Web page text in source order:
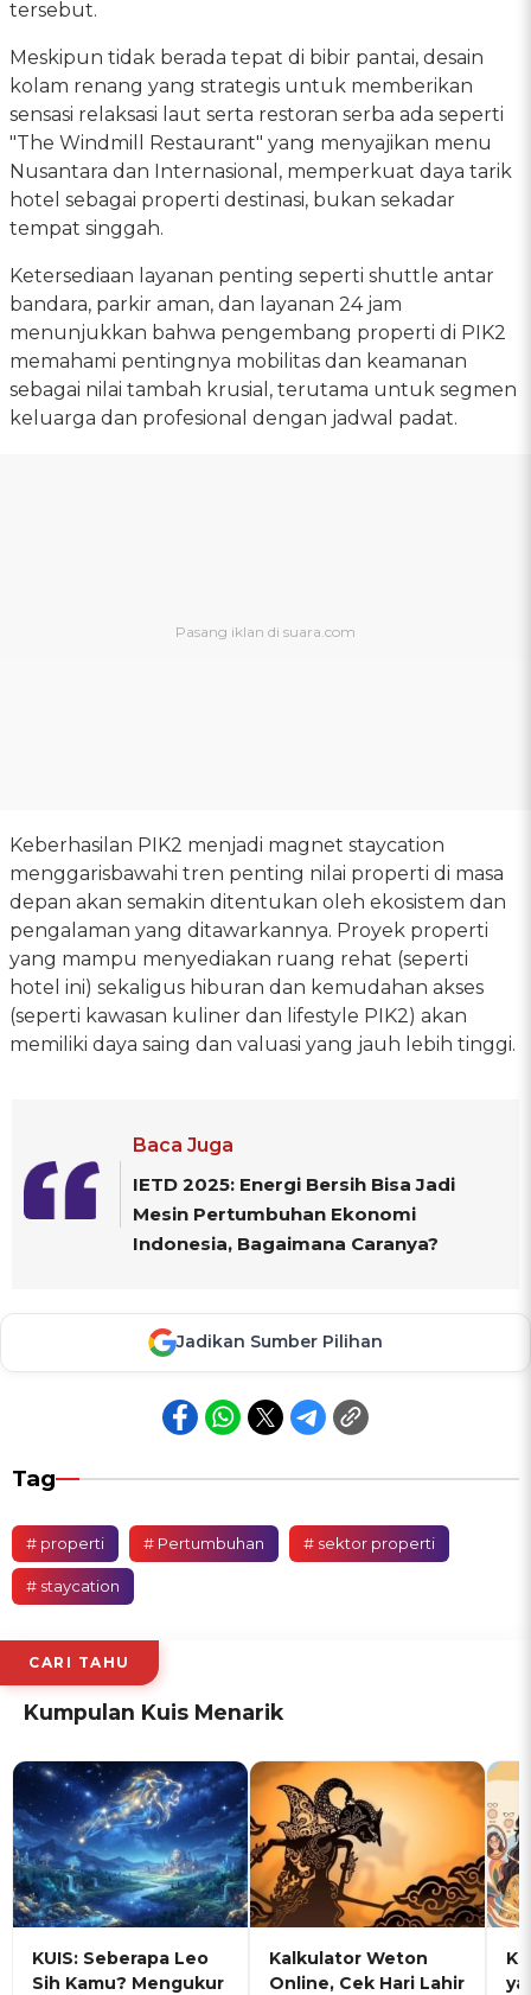
tersebut.
Meskipun tidak berada tepat di bibir pantai, desain
kolam renang yang strategis untuk memberikan
sensasi relaksasi laut serta restoran serba ada seperti
"The Windmill Restaurant" yang menyajikan menu
Nusantara dan Internasional, memperkuat daya tarik
hotel sebagai properti destinasi, bukan sekadar
tempat singgah.
Ketersediaan layanan penting seperti shuttle antar
bandara, parkir aman, dan layanan 24 jam
menunjukkan bahwa pengembang properti di PIK2
memahami pentingnya mobilitas dan keamanan
sebagai nilai tambah krusial, terutama untuk segmen
keluarga dan profesional dengan jadwal padat.
Keberhasilan PIK2 menjadi magnet staycation
menggarisbawahi tren penting nilai properti di masa
depan akan semakin ditentukan oleh ekosistem dan
pengalaman yang ditawarkannya. Proyek properti
yang mampu menyediakan ruang rehat (seperti
hotel ini) sekaligus hiburan dan kemudahan akses
(seperti kawasan kuliner dan lifestyle PIK2) akan
memiliki daya saing dan valuasi yang jauh lebih tinggi.
Baca Juga
IETD 2025: Energi Bersih Bisa Jadi
Mesin Pertumbuhan Ekonomi
Indonesia, Bagaimana Caranya?
Jadikan Sumber Pilihan
Tag
# properti # Pertumbuhan # sektor properti
# staycation
CARI TAHU
Kumpulan Kuis Menarik
KUIS: Seberapa Leo
Sih Kamu? Mengukur
Kalkulator Weton
Online, Cek Hari Lahir